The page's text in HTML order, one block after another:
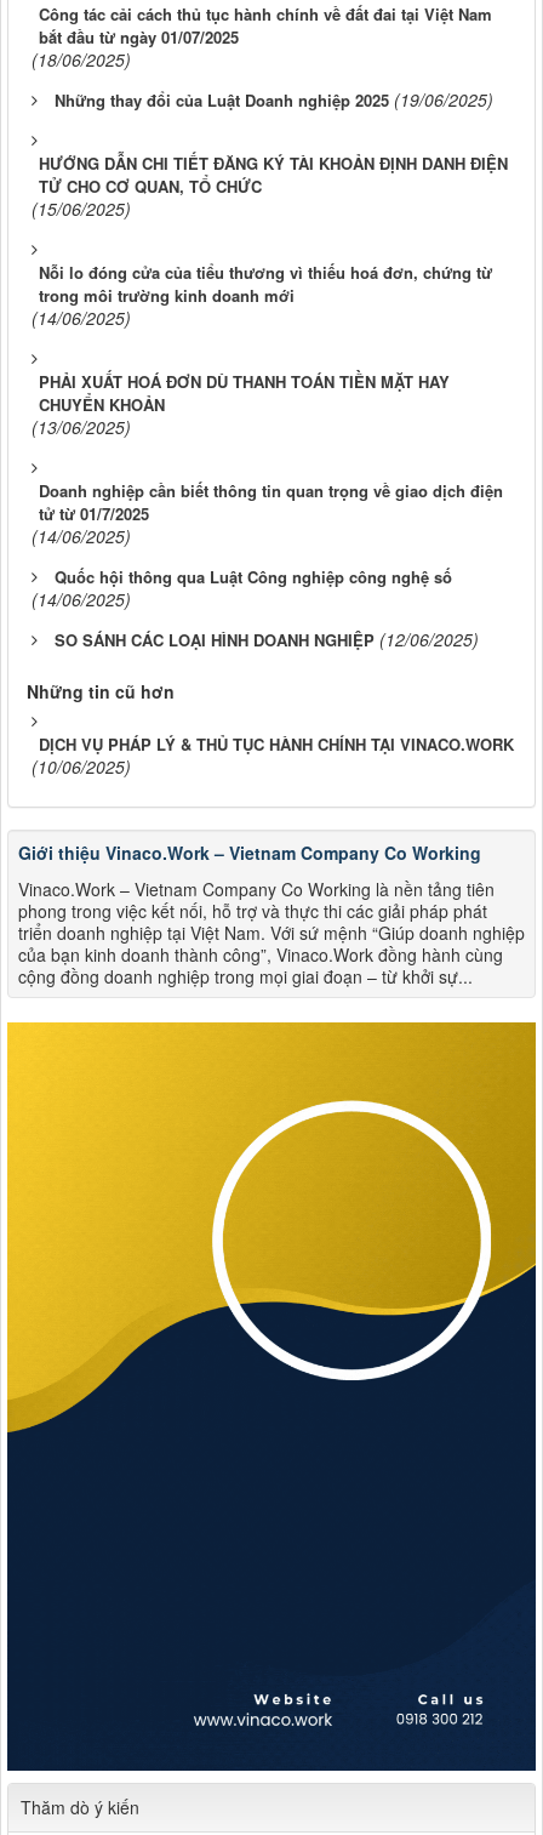
Công tác cải cách thủ tục hành chính về đất đai tại Việt Nam
bắt đầu từ ngày 01/07/2025
(18/06/2025)
Những thay đổi của Luật Doanh nghiệp 2025 (19/06/2025)
HƯỚNG DẪN CHI TIẾT ĐĂNG KÝ TÀI KHOẢN ĐỊNH DANH ĐIỆN
TỬ CHO CƠ QUAN, TỔ CHỨC
(15/06/2025)
Nỗi lo đóng cửa của tiểu thương vì thiếu hoá đơn, chứng từ
trong môi trường kinh doanh mới
(14/06/2025)
PHẢI XUẤT HOÁ ĐƠN DÙ THANH TOÁN TIỀN MẶT HAY
CHUYỂN KHOẢN
(13/06/2025)
Doanh nghiệp cần biết thông tin quan trọng về giao dịch điện
tử từ 01/7/2025
(14/06/2025)
Quốc hội thông qua Luật Công nghiệp công nghệ số
(14/06/2025)
SO SÁNH CÁC LOẠI HÌNH DOANH NGHIỆP (12/06/2025)
Những tin cũ hơn
DỊCH VỤ PHÁP LÝ & THỦ TỤC HÀNH CHÍNH TẠI VINACO.WORK
(10/06/2025)
Giới thiệu Vinaco.Work – Vietnam Company Co Working
Vinaco.Work – Vietnam Company Co Working là nền tảng tiên
phong trong việc kết nối, hỗ trợ và thực thi các giải pháp phát
triển doanh nghiệp tại Việt Nam. Với sứ mệnh “Giúp doanh nghiệp
của bạn kinh doanh thành công”, Vinaco.Work đồng hành cùng
cộng đồng doanh nghiệp trong mọi giai đoạn – từ khởi sự...
Thăm dò ý kiến